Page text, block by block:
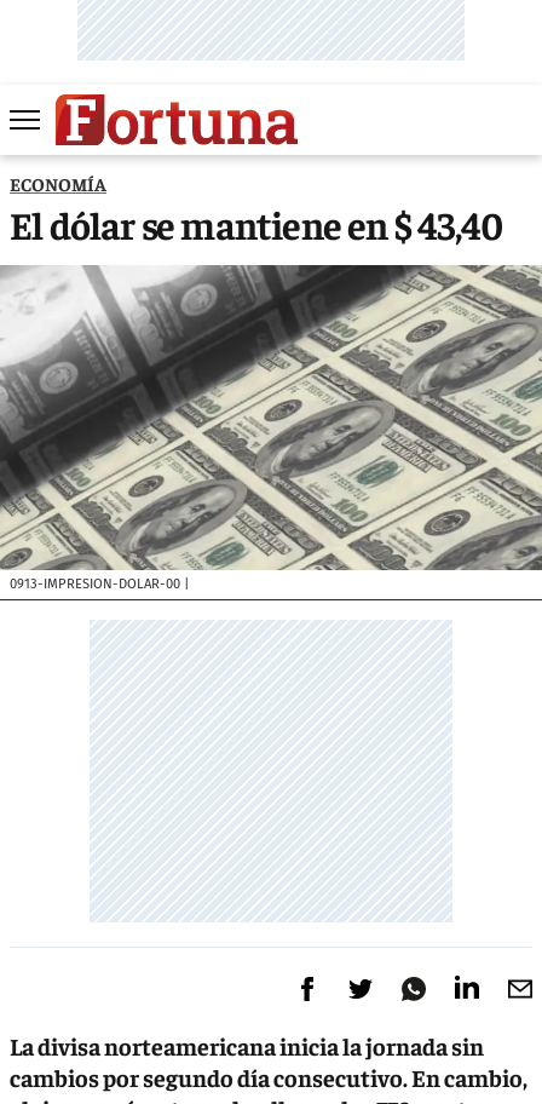
ECONOMÍA
El dólar se mantiene en $ 43,40
0913-IMPRESION-DOLAR-00
La divisa norteamericana inicia la jornada sin
cambios por segundo día consecutivo. En cambio,